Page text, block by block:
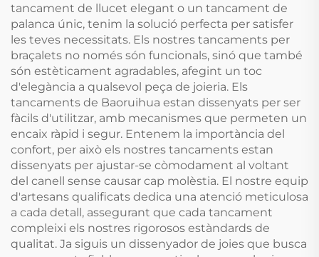
tancament de llucet elegant o un tancament de
palanca únic, tenim la solució perfecta per satisfer
les teves necessitats. Els nostres tancaments per
braçalets no només són funcionals, sinó que també
són estèticament agradables, afegint un toc
d'elegància a qualsevol peça de joieria. Els
tancaments de Baoruihua estan dissenyats per ser
fàcils d'utilitzar, amb mecanismes que permeten un
encaix ràpid i segur. Entenem la importància del
confort, per això els nostres tancaments estan
dissenyats per ajustar-se còmodament al voltant
del canell sense causar cap molèstia. El nostre equip
d'artesans qualificats dedica una atenció meticulosa
a cada detall, assegurant que cada tancament
compleixi els nostres rigorosos estàndards de
qualitat. Ja siguis un dissenyador de joies que busca